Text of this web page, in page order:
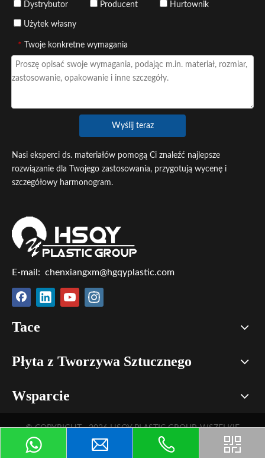
Dystrybutor Producent Hurtownik
Użytek własny
* Twoje konkretne wymagania
Wyślij teraz
Nasi eksperci ds. materiałów pomogą Ci znaleźć najlepsze
rozwiązanie dla Twojego zastosowania, przygotują wycenę i
szczegółowy harmonogram.
E-mail: chenxiangxm@hgqyplastic.com
Tace
Płyta z Tworzywa Sztucznego
Wsparcie
© COPYRIGHT2026HSQY PLASTIC GROUP. WSZELKIE
PRAWA ZASTRZEŻONE.